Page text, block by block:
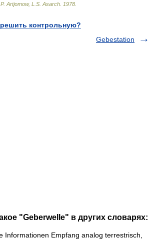
Artjomow, L.S. Asarch 1978
контрольную?
Gebestation
"Geberwelle" в других словарях:
Informationen Empfang analog terrestrisch,